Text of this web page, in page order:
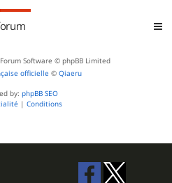
Software © phpBB Limited
officielle © Qiaeru
by: phpBB SEO
| Conditions